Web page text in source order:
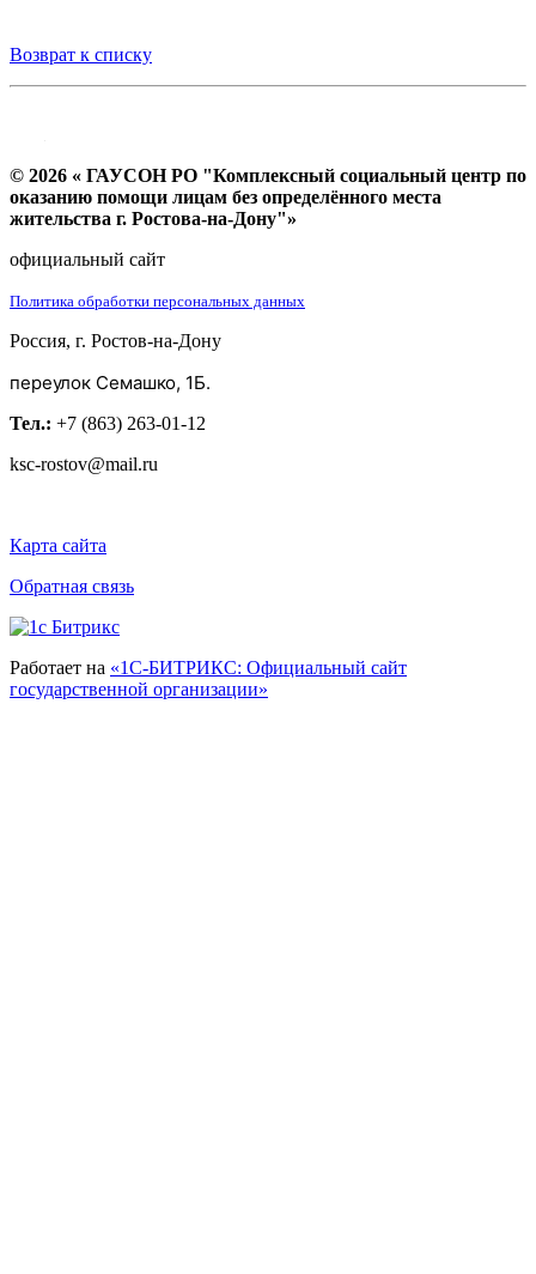
Возврат к списку
© 2026 « ГАУСОН РО "Комплексный социальный центр по
оказанию помощи лицам без определённого места
жительства г. Ростова-на-Дону"»
официальный сайт
Политика обработки персональных данных
Россия, г. Ростов-на-Дону
переулок Семашко, 1Б.
Тел.: +7 (863) 263-01-12
ksc-rostov@mail.ru
Карта сайта
Обратная связь
Работает на «1С-БИТРИКС: Официальный сайт
государственной организации»